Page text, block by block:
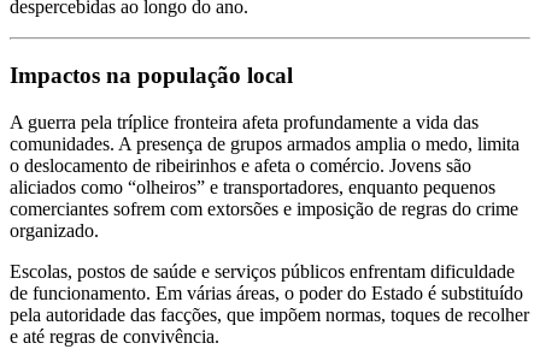
despercebidas ao longo do ano.
Impactos na população local
A guerra pela tríplice fronteira afeta profundamente a vida das
comunidades. A presença de grupos armados amplia o medo, limita
o deslocamento de ribeirinhos e afeta o comércio. Jovens são
aliciados como “olheiros” e transportadores, enquanto pequenos
comerciantes sofrem com extorsões e imposição de regras do crime
organizado.
Escolas, postos de saúde e serviços públicos enfrentam dificuldade
de funcionamento. Em várias áreas, o poder do Estado é substituído
pela autoridade das facções, que impõem normas, toques de recolher
e até regras de convivência.